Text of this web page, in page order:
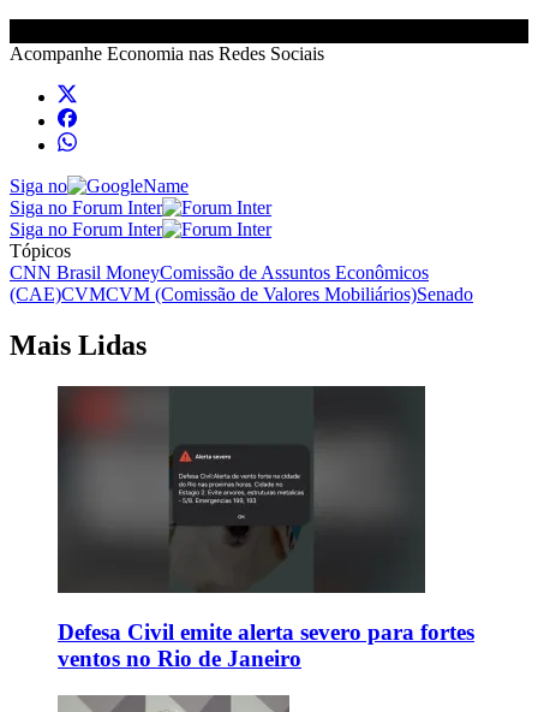
Acompanhe Economia nas Redes Sociais
Siga no
Siga no Forum Inter
Siga no Forum Inter
Tópicos
CNN Brasil MoneyComissão de Assuntos Econômicos
(CAE)CVMCVM (Comissão de Valores Mobiliários)Senado
Mais Lidas
Defesa Civil emite alerta severo para fortes
ventos no Rio de Janeiro